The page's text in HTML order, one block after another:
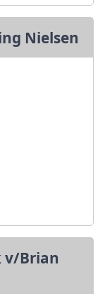
Nielsen
v/Brian